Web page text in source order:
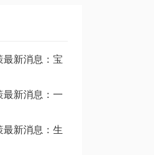
最新消息：宝
最新消息：一
最新消息：生